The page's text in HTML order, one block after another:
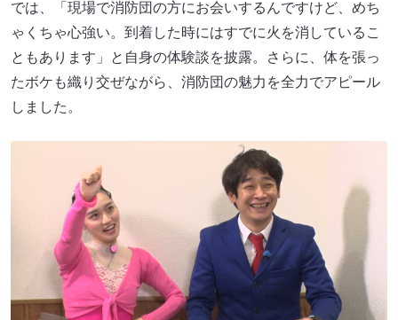
では、「現場で消防団の方にお会いするんですけど、めち
ゃくちゃ心強い。到着した時にはすでに火を消しているこ
ともあります」と自身の体験談を披露。さらに、体を張っ
たボケも織り交ぜながら、消防団の魅力を全力でアピール
しました。